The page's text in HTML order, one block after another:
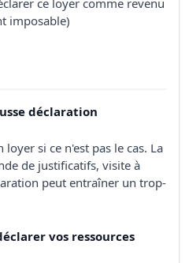
imposable)
déclaration
si ce n'est pas le cas. La
de justificatifs, visite à
peut entraîner un trop-
vos ressources